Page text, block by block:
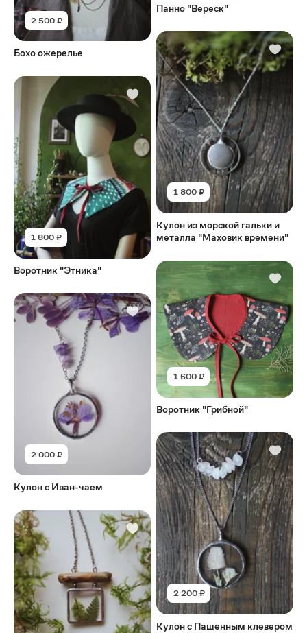
2 500 ₽
Бохо ожерелье
1 800 ₽
Воротник "Этника"
2 000 ₽
Кулон с Иван-чаем
Панно "Вереск"
1 800 ₽
Кулон из морской гальки и
металла "Маховик времени"
1 600 ₽
Воротник "Грибной"
2 200 ₽
Кулон с Пашенным клевером